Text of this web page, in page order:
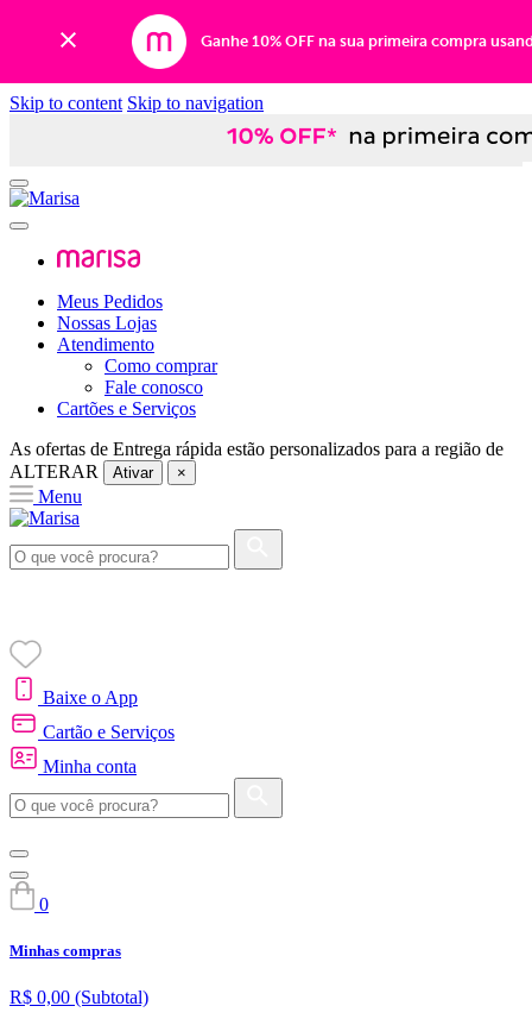
Ganhe 10% OFF na sua primeira compra
Skip to content Skip to navigation
Meus Pedidos
Nossas Lojas
Atendimento
Como comprar
Fale conosco
Cartões e Serviços
As ofertas de Entrega rápida estão personalizados para a região de
ALTERAR
Ativar ×
Menu
Baixe o App
Cartão e Serviços
Minha conta
0
Minhas compras
R$ 0,00 (Subtotal)